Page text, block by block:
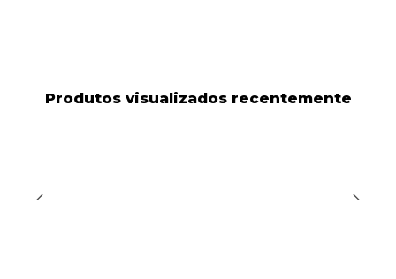
Produtos visualizados recentemente